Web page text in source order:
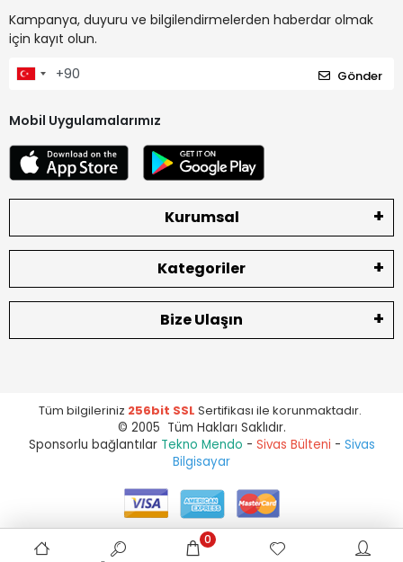
Kampanya, duyuru ve bilgilendirmelerden haberdar olmak
için kayıt olun.
Gönder
Mobil Uygulamalarımız
Kurumsal
Kategoriler
Bize Ulaşın
Tüm bilgileriniz 256bit SSL Sertifikası ile korunmaktadır.
© 2005 Tüm Hakları Saklıdır.
Sponsorlu bağlantılar Tekno Mendo - Sivas Bülteni - Sivas
Bilgisayar
0